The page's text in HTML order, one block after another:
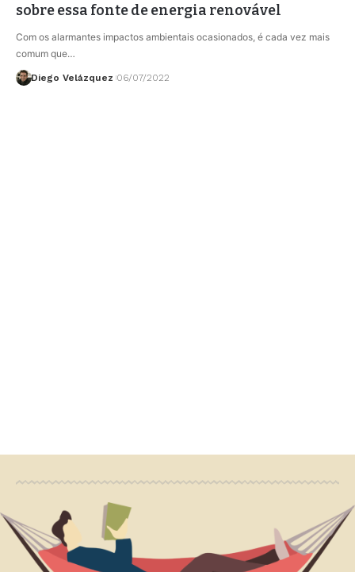
sobre essa fonte de energia renovável
Com os alarmantes impactos ambientais ocasionados, é cada vez mais
comum que…
Diego Velázquez 06/07/2022